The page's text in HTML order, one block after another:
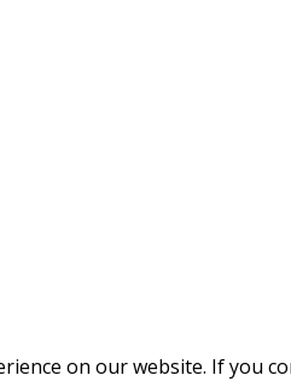
on our website. If you